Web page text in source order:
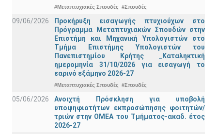
#Μεταπτυχιακές Σπουδές #Σπουδές
09/06/2026
Προκήρυξη εισαγωγής πτυχιούχων στo
Πρόγραμμα Μεταπτυχιακών Σπουδών στην
Επιστήμη και Μηχανική Υπολογιστών στο
Τμήμα Eπιστήμης Υπολογιστών του
Πανεπιστημίου Κρήτης _Καταληκτική
ημερομηνία 31/10/2026 για εισαγωγή το
εαρινό εξάμηνο 2026-27
#Μεταπτυχιακές Σπουδές #Σπουδές
05/06/2026
Ανοιχτή Πρόσκληση για υποβολή
υποψηφιοτήτων εκπροσώπησης φοιτητών/
τριών στην ΟΜΕΑ του Τμήματος-ακαδ. έτος
2026-27